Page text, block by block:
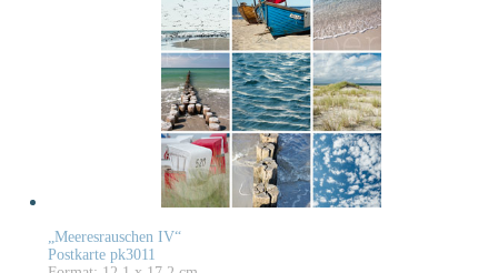
„Meeresrauschen IV“
Postkarte pk3011